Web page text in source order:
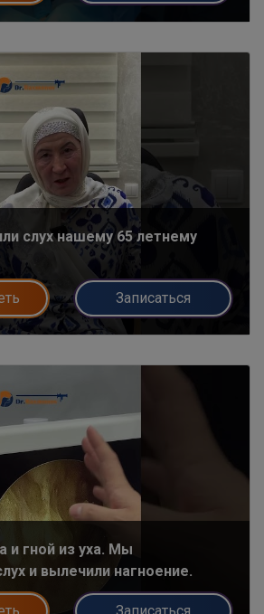
слух нашему 65 летнему
Записаться
и гной из уха. Мы
и вылечили нагноение.